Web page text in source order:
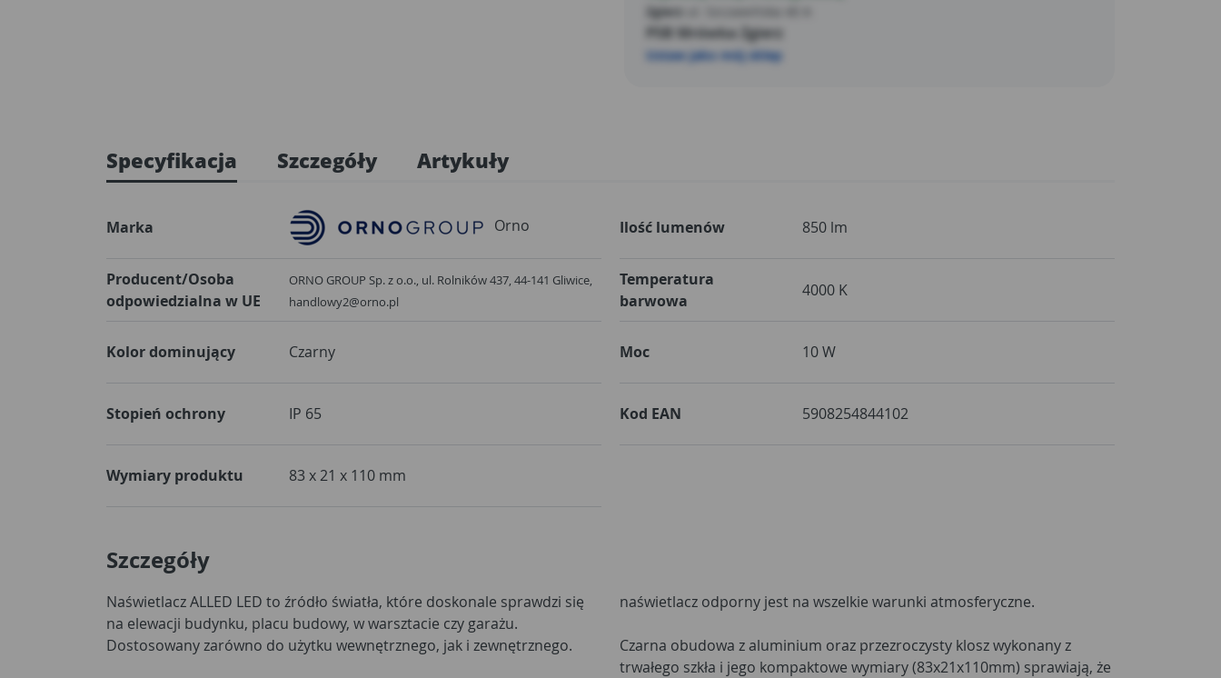
Zgierz
PSB Mrówka Zgierz
Ustaw jako mój sklep
Specyfikacja Szczegóły Artykuły
Marka Orno
Producent/Osoba
odpowiedzialna w UE
ORNO GROUP Sp. z o.o., ul. Rolników 437, 44-141 Gliwice,
handlowy2@orno.pl
Kolor dominujący Czarny
Stopień ochrony IP 65
Wymiary produktu 83 x 21 x 110 mm
Ilość lumenów 850 lm
Temperatura
barwowa
4000 K
Moc 10 W
Kod EAN 5908254844102
Szczegóły
Naświetlacz ALLED LED to źródło światła, które doskonale sprawdzi się
na elewacji budynku, placu budowy, w warsztacie czy garażu.
Dostosowany zarówno do użytku wewnętrznego, jak i zewnętrznego.
naświetlacz odporny jest na wszelkie warunki atmosferyczne.
Czarna obudowa z aluminium oraz przezroczysty klosz wykonany z
trwałego szkła i jego kompaktowe wymiary (83x21x110mm) sprawiają, że